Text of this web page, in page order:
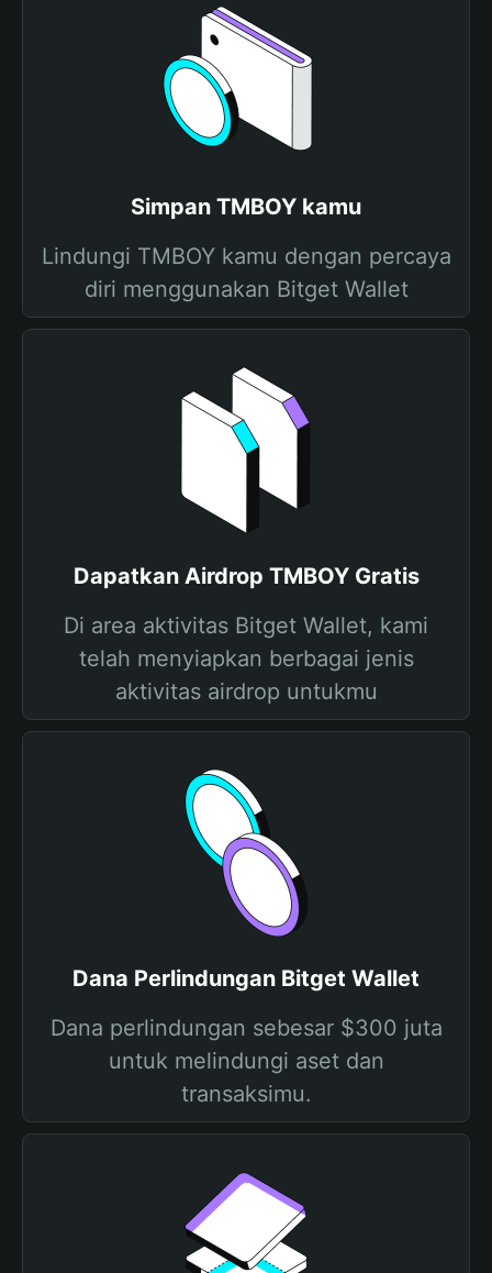
Simpan TMBOY kamu
Lindungi TMBOY kamu dengan percaya
diri menggunakan Bitget Wallet
Dapatkan Airdrop TMBOY Gratis
Di area aktivitas Bitget Wallet, kami
telah menyiapkan berbagai jenis
aktivitas airdrop untukmu
Dana Perlindungan Bitget Wallet
Dana perlindungan sebesar $300 juta
untuk melindungi aset dan
transaksimu.